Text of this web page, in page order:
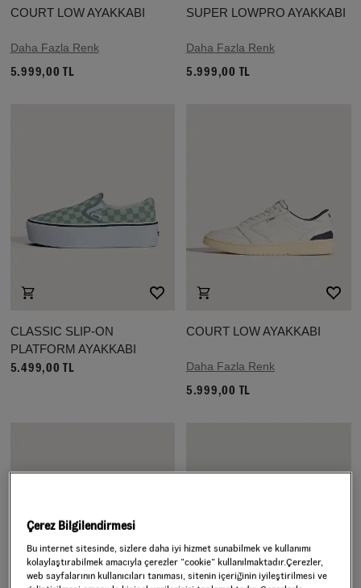
COURT LOW AYAKKABI
Daha Fazla Renk
5.999,00 TL
SUPER LOWPRO AYAKKABI
Daha Fazla Renk
5.999,00 TL
CLASSIC SLIP-ON
PLATFORM AYAKKABI
5.499,00 TL
COURT LOW AYAKKABI
Daha Fazla Renk
5.999,00 TL
Çerez Bilgilendirmesi
Bu internet sitesinde, sizlere daha iyi hizmet sunabilmek ve kullanımı
kolaylaştırabilmek amacıyla çerezler ”cookie” kullanılmaktadır.Çerezler,
web sayfalarının kullanıcıları tanıması, sitenin içeriğinin iyileştirilmesi ve